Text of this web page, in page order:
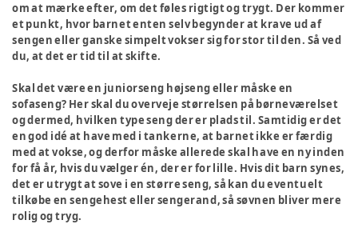
om at mærke efter, om det føles rigtigt og trygt. Der kommer
et punkt, hvor barnet enten selv begynder at krave ud af
sengen eller ganske simpelt vokser sig for stor til den. Så ved
du, at det er tid til at skifte.
Skal det være en juniorseng højseng eller måske en
sofaseng? Her skal du overveje størrelsen på børneværelset
og dermed, hvilken type seng der er plads til. Samtidig er det
en god idé at have med i tankerne, at barnet ikke er færdig
med at vokse, og derfor måske allerede skal have en ny inden
for få år, hvis du vælger én, der er for lille. Hvis dit barn synes,
det er utrygt at sove i en større seng, så kan du eventuelt
tilkøbe en sengehest eller sengerand, så søvnen bliver mere
rolig og tryg.